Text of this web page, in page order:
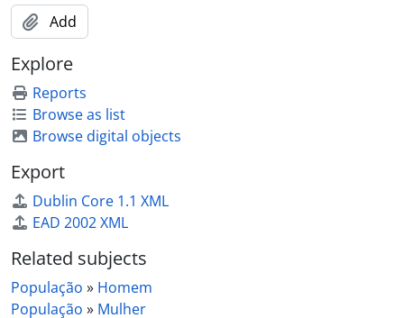
Add
Explore
Reports
Browse as list
Browse digital objects
Export
Dublin Core 1.1 XML
EAD 2002 XML
Related subjects
População » Homem
População » Mulher